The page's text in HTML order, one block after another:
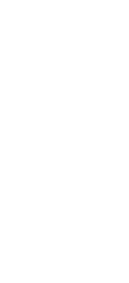
Salah
s
Miami, pri
hlási na
tisíc predaných